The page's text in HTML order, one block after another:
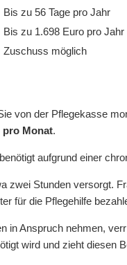
Bis zu 56 Tage pro Jahr
Bis zu 1.698 Euro pro Jahr
Zuschuss möglich
von der Pflegekasse
pro Monat.
aufgrund einer
zwei Stunden versorgt.
für die Pflegehilfe
in Anspruch nehmen,
wird und zieht diesen